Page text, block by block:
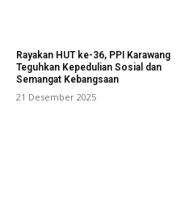
Rayakan HUT ke-36, PPI Karawang
Teguhkan Kepedulian Sosial dan
Semangat Kebangsaan
21 Desember 2025